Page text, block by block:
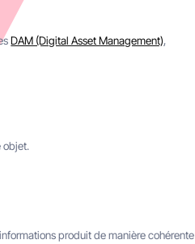
DAM (Digital Asset Management),
objet.
produit de manière cohérente